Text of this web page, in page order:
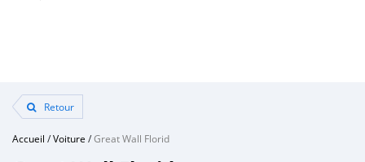
Retour
Accueil /Voiture /Great Wall Florid